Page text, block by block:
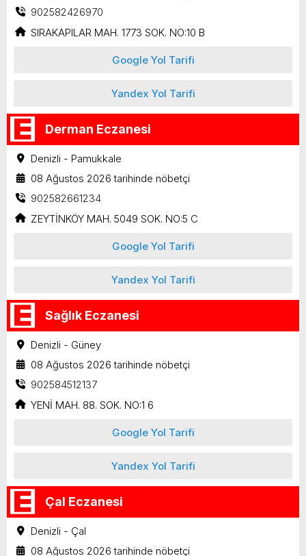
902582426970
SIRAKAPILAR MAH. 1773 SOK. NO:10 B
Google Yol Tarifi
Yandex Yol Tarifi
Derman Eczanesi
Denizli - Pamukkale
08 Ağustos 2026 tarihinde nöbetçi
902582661234
ZEYTİNKÖY MAH. 5049 SOK. NO:5 C
Google Yol Tarifi
Yandex Yol Tarifi
Sağlık Eczanesi
Denizli - Güney
08 Ağustos 2026 tarihinde nöbetçi
902584512137
YENİ MAH. 88. SOK. NO:1 6
Google Yol Tarifi
Yandex Yol Tarifi
Çal Eczanesi
Denizli - Çal
08 Ağustos 2026 tarihinde nöbetçi